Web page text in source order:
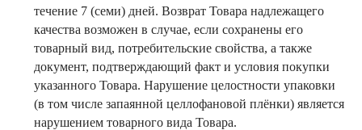
течение 7 (семи) дней. Возврат Товара надлежащего
качества возможен в случае, если сохранены его
товарный вид, потребительские свойства, а также
документ, подтверждающий факт и условия покупки
указанного Товара. Нарушение целостности упаковки
(в том числе запаянной целлофановой плёнки) является
нарушением товарного вида Товара.